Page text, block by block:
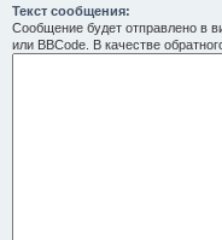
Текст сообщения:
Сообщение будет отправлено в
или BBCode. В качестве